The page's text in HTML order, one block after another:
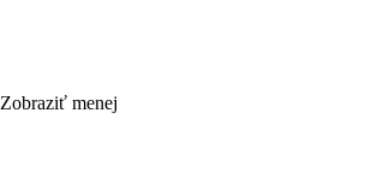
Zobraziť menej